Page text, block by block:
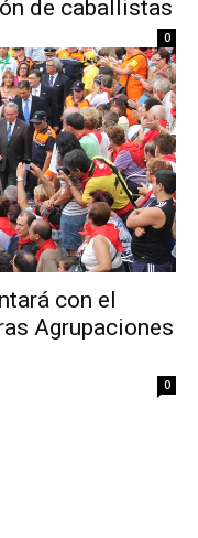
de caballistas
0
con el
Agrupaciones
0